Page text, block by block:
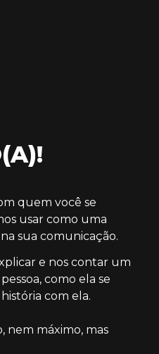
quem você se
usar como uma
sua comunicação.
e nos contar um
como ela se
com ela.
nem máximo, mas